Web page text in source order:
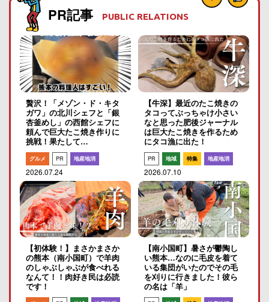
PR記事 PUBLIC RELATIONS
贅沢！「メゾン・ド・キタ
ガワ」の北川シェフと「銀
杏釜めし」の西館シェフに
頼んで巨大たこ焼き作りに
挑戦！果たして…
グルメ PR 地産地消
2026.07.24
【牛深】最近のたこ焼きの
タコってぶっちゃけ小さい
なと思った肥後ジャーナル
は巨大たこ焼きを作るため
にタコ漁に出た！
PR 地域 特集 地産地消
2026.07.10
【初体験！】まさかまさか
の熊本（南小国町）で羊肉
のしゃぶしゃぶが食べれる
なんて！！肉好き民は必読
です！
【南小国町】暑さが鬱陶し
い熊本…なのに毛皮を着て
いる集団がいたのでその毛
を刈りに行きました！彼ら
の名は「羊」